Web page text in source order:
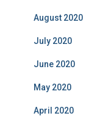
August 2020
July 2020
June 2020
May 2020
April 2020